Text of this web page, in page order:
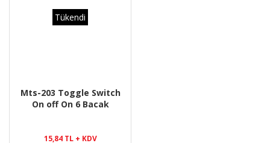
Tükendi
Mts-203 Toggle Switch
On off On 6 Bacak
15,84 TL + KDV